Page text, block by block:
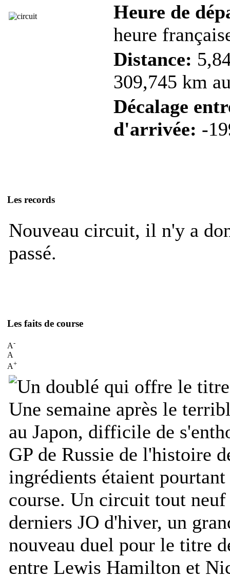
Heure de
heure
Distance:
309,745 km
Décalage
d'arrivée: -
Les records
Nouveau circuit, il n'y a
passé.
Les faits de course
A-
A
A+
Une semaine après le
au Japon, difficile de
GP de Russie de l'histoire
ingrédients étaient
course. Un circuit tout
derniers JO d'hiver, un
nouveau duel pour le titre
entre Lewis Hamilton et